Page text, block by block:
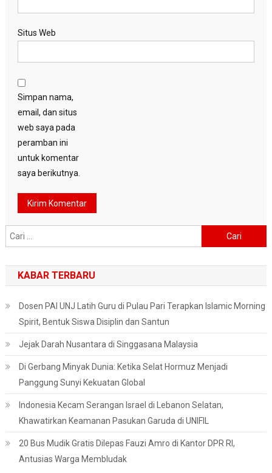
Situs Web
Simpan nama,
email, dan situs
web saya pada
peramban ini
untuk komentar
saya berikutnya.
untuk:
KABAR TERBARU
Dosen PAI UNJ Latih Guru di Pulau Pari Terapkan Islamic Morning
Spirit, Bentuk Siswa Disiplin dan Santun
Jejak Darah Nusantara di Singgasana Malaysia
Di Gerbang Minyak Dunia: Ketika Selat Hormuz Menjadi
Panggung Sunyi Kekuatan Global
Indonesia Kecam Serangan Israel di Lebanon Selatan,
Khawatirkan Keamanan Pasukan Garuda di UNIFIL
20 Bus Mudik Gratis Dilepas Fauzi Amro di Kantor DPR RI,
Antusias Warga Membludak